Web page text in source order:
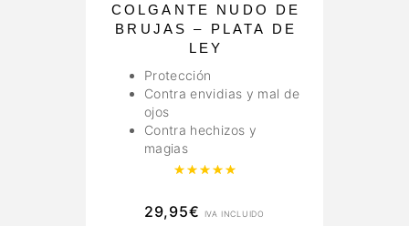
COLGANTE NUDO DE
BRUJAS – PLATA DE
LEY
Protección
Contra envidias y mal de
ojos
Contra hechizos y
magias
Valorado con
29,95€ IVA INCLUIDO